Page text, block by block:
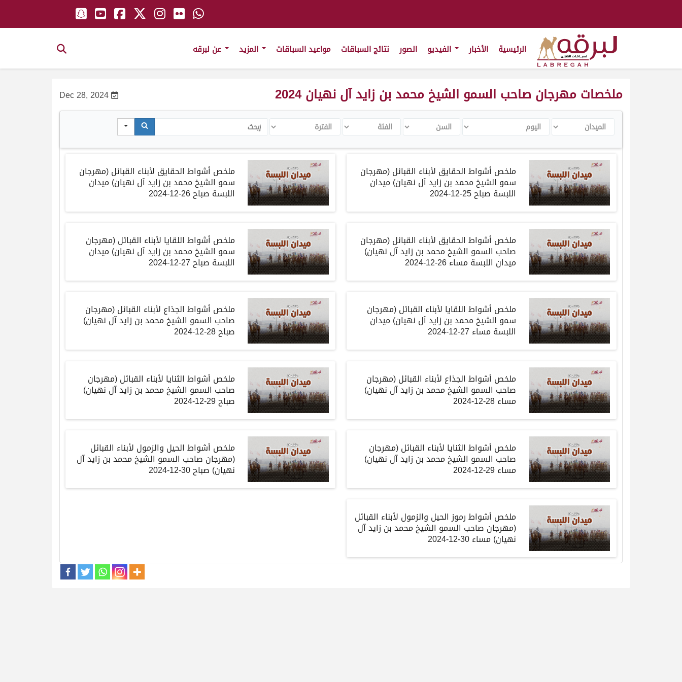
الرئيسية الأخبار الصور نتائج السباقات مواعيد السباقات
Dec 28, 2024 ملخصات مهرجان صاحب السمو الشيخ محمد بن زايد آل نهيان 2024
الميدان اليوم السن الفئة الفترة Search
ملخص أشواط الحقايق لأبناء القبائل (مهرجان
سمو الشيخ محمد بن زايد آل نهيان) ميدان
اللبسة صباح 25-12-2024
ملخص أشواط الحقايق لأبناء القبائل (مهرجان
سمو الشيخ محمد بن زايد آل نهيان) ميدان
اللبسة صباح 26-12-2024
ملخص أشواط الحقايق لأبناء القبائل (مهرجان
صاحب السمو الشيخ محمد بن زايد آل نهيان)
ميدان اللبسة مساء 26-12-2024
ملخص أشواط اللقايا لأبناء القبائل (مهرجان
سمو الشيخ محمد بن زايد آل نهيان) ميدان
اللبسة صباح 27-12-2024
ملخص أشواط اللقايا لأبناء القبائل (مهرجان
سمو الشيخ محمد بن زايد آل نهيان) ميدان
اللبسة مساء 27-12-2024
ملخص أشواط الجذاع لأبناء القبائل (مهرجان
صاحب السمو الشيخ محمد بن زايد آل نهيان)
صباح 28-12-2024
ملخص أشواط الجذاع لأبناء القبائل (مهرجان
صاحب السمو الشيخ محمد بن زايد آل نهيان)
مساء 28-12-2024
ملخص أشواط الثنايا لأبناء القبائل (مهرجان
صاحب السمو الشيخ محمد بن زايد آل نهيان)
صباح 29-12-2024
ملخص أشواط الثنايا لأبناء القبائل (مهرجان
صاحب السمو الشيخ محمد بن زايد آل نهيان)
مساء 29-12-2024
ملخص أشواط الحيل والزمول لأبناء القبائل
(مهرجان صاحب السمو الشيخ محمد بن زايد آل
نهيان) صباح 30-12-2024
ملخص أشواط رموز الحيل والزمول لأبناء القبائل
(مهرجان صاحب السمو الشيخ محمد بن زايد آل
نهيان) مساء 30-12-2024